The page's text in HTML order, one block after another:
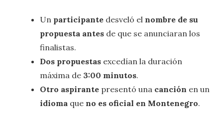
Un participante desveló el nombre de su
propuesta antes de que se anunciaran los
finalistas.
Dos propuestas excedían la duración
máxima de 3:00 minutos.
Otro aspirante presentó una canción en un
idioma que no es oficial en Montenegro.